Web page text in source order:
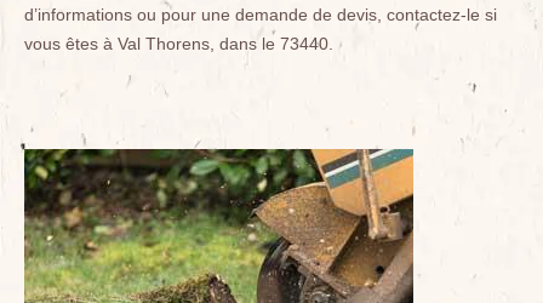
d’informations ou pour une demande de devis, contactez-le si
vous êtes à Val Thorens, dans le 73440.